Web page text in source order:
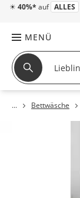
☀ 40%* auf ALLES
MENÜ
Bettwäsche